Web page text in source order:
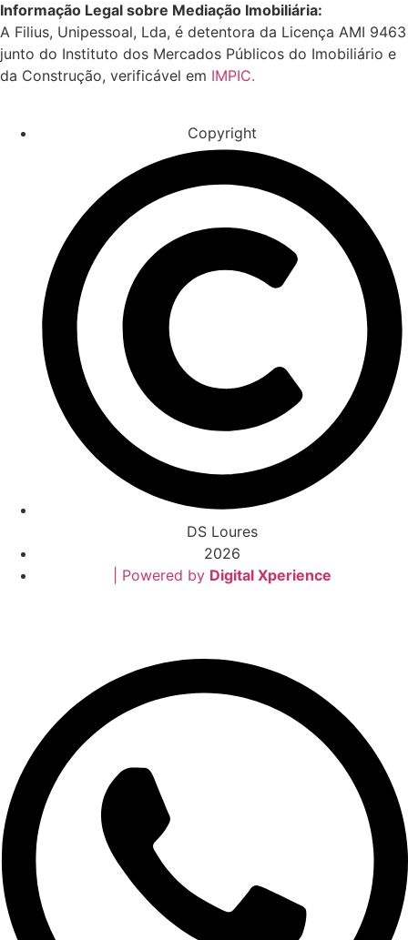
Informação Legal sobre Mediação Imobiliária:
A Filius, Unipessoal, Lda, é detentora da Licença AMI 9463
junto do Instituto dos Mercados Públicos do Imobiliário e
da Construção, verificável em IMPIC.
Copyright
DS Loures
2026
| Powered by Digital Xperience